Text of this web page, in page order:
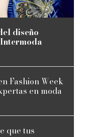
diseño
Fashion Week
en moda
que tus